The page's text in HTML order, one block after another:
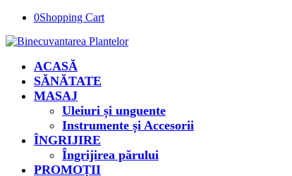
0Shopping Cart
ACASĂ
SĂNĂTATE
MASAJ
Uleiuri și unguente
Instrumente și Accesorii
ÎNGRIJIRE
Îngrijirea părului
PROMOȚII